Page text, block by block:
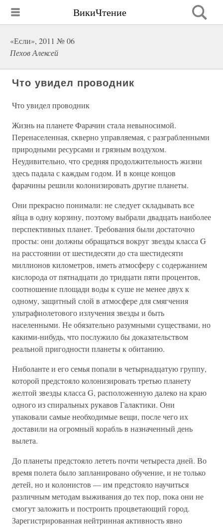
ВикиЧтение
«Если», 2011 № 06
Пехов Алексей
Что увидел проводник
Что увидел проводник
Жизнь на планете Фарачин стала невыносимой.
Перенаселенная, скверно управляемая, с разграбленными
природными ресурсами и грязным воздухом.
Неудивительно, что средняя продолжительность жизни
здесь падала с каждым годом. И в конце концов
фарачины решили колонизировать другие планеты.
Они прекрасно понимали: не следует складывать все
яйца в одну корзину, поэтому выбрали двадцать наиболее
перспективных планет. Требования были достаточно
просты: они должны обращаться вокруг звезды класса G
на расстоянии от шестидесяти до ста шестидесяти
миллионов километров, иметь атмосферу с содержанием
кислорода от пятнадцати до тридцати пяти процентов,
соотношение площади воды к суше не менее двух к
одному, защитный слой в атмосфере для смягчения
ультрафиолетового излучения звезды и быть
населенными. Не обязательно разумными существами, но
какими-нибудь, что послужило бы доказательством
реальной пригодности планеты к обитанию.
Ниболанте и его семья попали в четырнадцатую группу,
которой предстояло колонизировать третью планету
желтой звезды класса G, расположенную далеко на краю
одного из спиральных рукавов Галактики. Они
упаковали самые необходимые вещи, после чего их
доставили на огромный корабль в назначенный день
вылета.
До планеты предстояло лететь почти четыреста дней. Во
время полета было запланировано обучение, и не только
детей, но и колонистов — им предстояло научиться
различным методам выживания до тех пор, пока они не
смогут заложить и построить процветающий город.
Зарегистрированная нейтринная активность явно